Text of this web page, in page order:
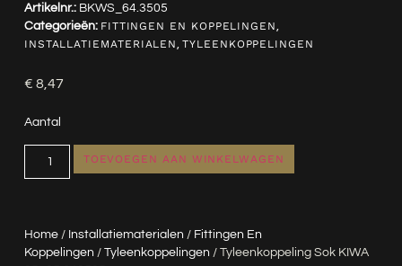
Home/ Installatiematerialen / Fittingen En
Koppelingen / Tyleenkoppelingen / Tyleenkoppeling Sok KIWA
Artikelnr.: BKWS_64.3505
Categorieën: FITTINGEN EN KOPPELINGEN,
INSTALLATIEMATERIALEN,TYLEENKOPPELINGEN
€ 8,47
Aantal
TOEVOEGEN AAN WINKELWAGEN